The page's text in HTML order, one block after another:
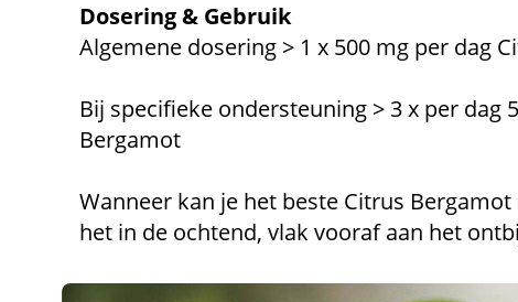
Dosering & Gebruik
Algemene dosering > 1 x 500 mg per dag
Bij specifieke ondersteuning > 3 x per dag
Bergamot
Wanneer kan je het beste Citrus
het in de ochtend, vlak vooraf aan het